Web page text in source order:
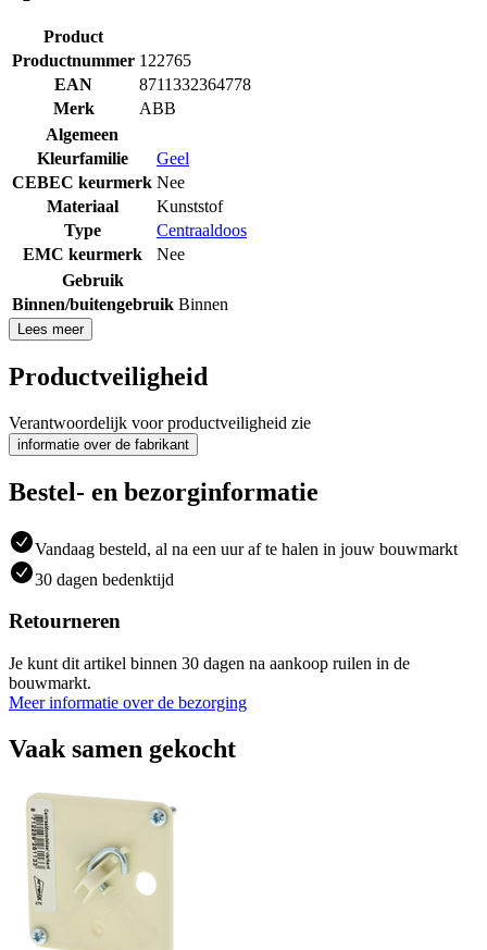
Product
Productnummer 122765
EAN
8711332364778
Merk
ABB
Algemeen
Kleurfamilie
Geel
CEBEC keurmerk Nee
Materiaal
Kunststof
Type
Centraaldoos
EMC keurmerk
Nee
Gebruik
Binnen/buitengebruik Binnen
Lees meer
Productveiligheid
Verantwoordelijk voor productveiligheid zie
informatie over de fabrikant
Bestel- en bezorginformatie
Vandaag besteld, al na een uur af te halen in jouw bouwmarkt
30 dagen bedenktijd
Retourneren
Je kunt dit artikel binnen 30 dagen na aankoop ruilen in de
bouwmarkt.
Meer informatie over de bezorging
Vaak samen gekocht